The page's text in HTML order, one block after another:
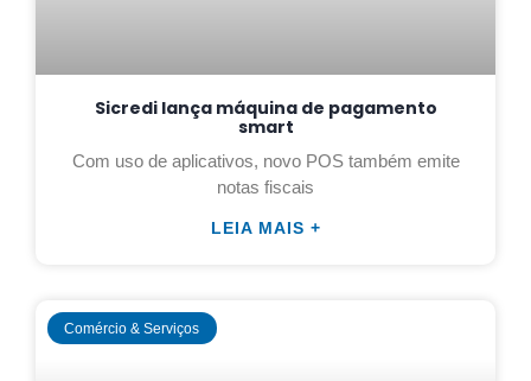
Sicredi lança máquina de pagamento
smart
Com uso de aplicativos, novo POS também emite
notas fiscais
LEIA MAIS +
Comércio & Serviços